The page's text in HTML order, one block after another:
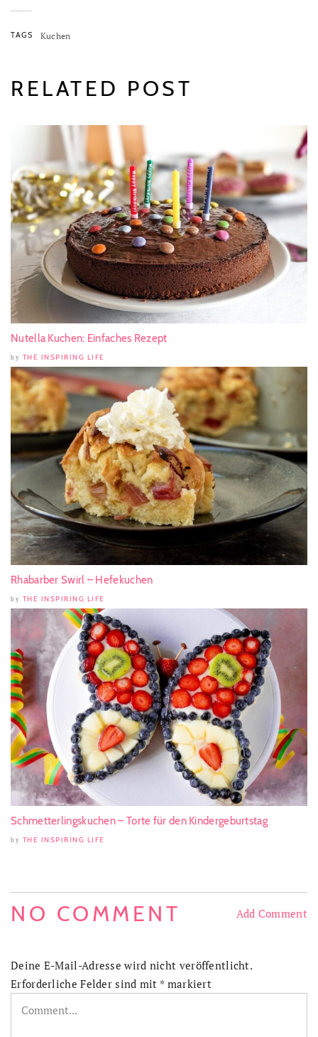
TAGS Kuchen
RELATED POST
Nutella Kuchen: Einfaches Rezept
by THE INSPIRING LIFE
Rhabarber Swirl – Hefekuchen
by THE INSPIRING LIFE
Schmetterlingskuchen – Torte für den Kindergeburtstag
by THE INSPIRING LIFE
NO COMMENT Add Comment
Deine E-Mail-Adresse wird nicht veröffentlicht.
Erforderliche Felder sind mit * markiert